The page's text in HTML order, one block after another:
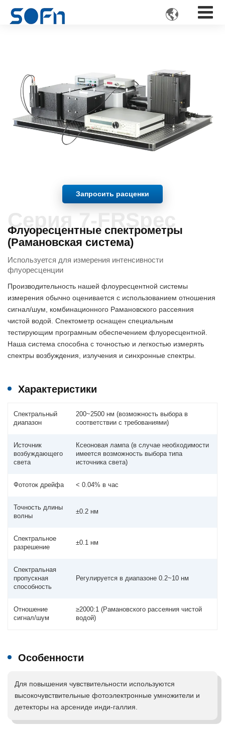

Запросить расценки
Серия 7-FRSpec
Флуоресцентные спектрометры
(Рамановская система)
Используется для измерения интенсивности
флуоресценции
Производительность нашей флоуресцентной системы
измерения обычно оценивается с использованием отношения
сигнал/шум, комбинационного Рамановского рассеяния
чистой водой. Спектометр оснащен специальным
тестирующим програмным обеспечением флуоресцентной.
Наша система способна с точностью и легкостью измерять
спектры возбуждения, излучения и синхронные спектры.
Характеристики
Спектральный
диапазон
200~2500 нм (возможность выбора в
соответствии с требованиями)
Источник
возбуждающего
света
Ксеоновая лампа (в случае необходимости
имеется возможность выбора типа
источника света)
Фототок дрейфа < 0.04% в час
Точность длины
волны
±0.2 нм
Спектральное
разрешение
±0.1 нм
Спектральная
пропускная
способность
Регулируется в диапазоне 0.2~10 нм
Отношение
сигнал/шум
≥2000:1 (Рамановского рассеяния чистой
водой)
Особенности
Для повышения чувствительности используются
высокочувствительные фотоэлектронные умножители и
детекторы на арсениде инди-галлия.